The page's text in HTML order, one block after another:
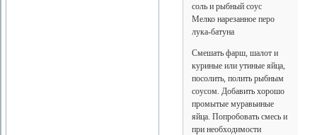
соль и рыбный соус
Мелко нарезанное перо
лука-батуна
Смешать фарш, шалот и
куриные или утиные яйца,
посолить, полить рыбным
соусом. Добавить хорошо
промытые муравьиные
яйца. Попробовать смесь и
при необходимости